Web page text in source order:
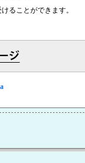
ることができます。